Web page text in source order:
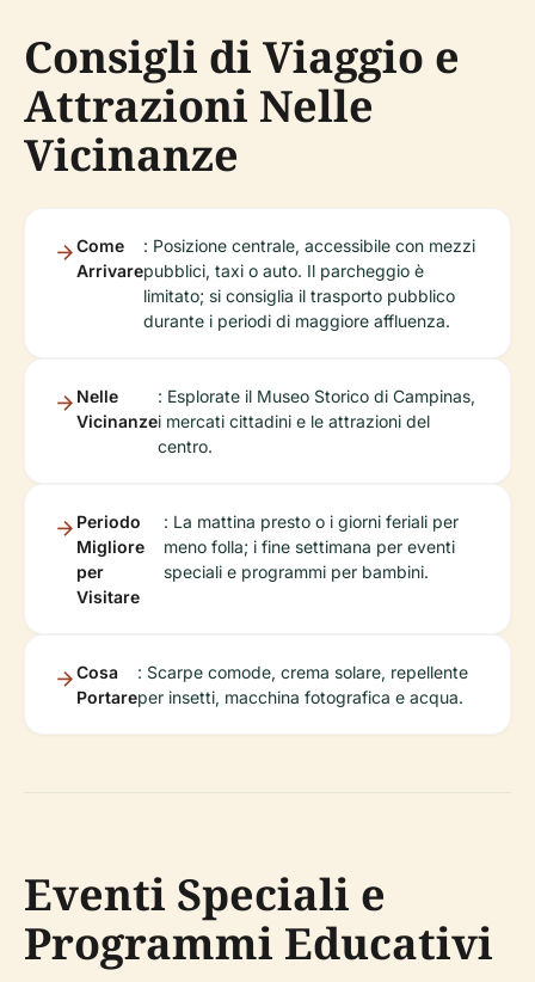
Consigli di Viaggio e
Attrazioni Nelle
Vicinanze
Come
Arrivare
: Posizione centrale, accessibile con mezzi
pubblici, taxi o auto. Il parcheggio è
limitato; si consiglia il trasporto pubblico
durante i periodi di maggiore affluenza.
Nelle
Vicinanze
: Esplorate il Museo Storico di Campinas,
i mercati cittadini e le attrazioni del
centro.
Periodo
Migliore
per
Visitare
: La mattina presto o i giorni feriali per
meno folla; i fine settimana per eventi
speciali e programmi per bambini.
Cosa
Portare
: Scarpe comode, crema solare, repellente
per insetti, macchina fotografica e acqua.
Eventi Speciali e
Programmi Educativi